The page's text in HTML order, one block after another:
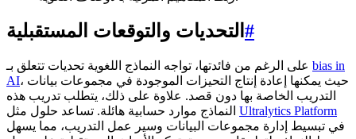
التحديات والتوقعات المستقبلية #
bias in
AI، حيث يمكنها إعادة إنتاج التحيزات الموجودة في مجموعات بيانات
التدريب الخاصة بها دون قصد. علاوة على ذلك، يتطلب تدريب هذه
Ultralytics Platform
في تبسيط إدارة مجموعات البيانات وسير عمل التدريب، مما يسهل